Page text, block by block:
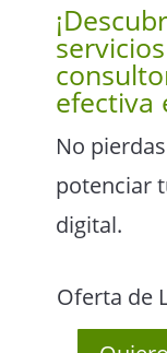
efectiva
No
potenciar
digital.
Oferta de